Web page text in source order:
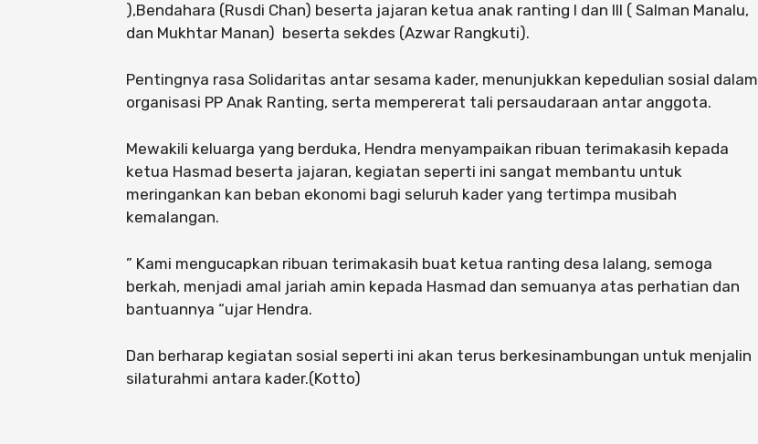
),Bendahara (Rusdi Chan) beserta jajaran ketua anak ranting I dan III ( Salman Manalu,
dan Mukhtar Manan) beserta sekdes (Azwar Rangkuti).
Pentingnya rasa Solidaritas antar sesama kader, menunjukkan kepedulian sosial dalam
organisasi PP Anak Ranting, serta mempererat tali persaudaraan antar anggota.
Mewakili keluarga yang berduka, Hendra menyampaikan ribuan terimakasih kepada
ketua Hasmad beserta jajaran, kegiatan seperti ini sangat membantu untuk
meringankan kan beban ekonomi bagi seluruh kader yang tertimpa musibah
kemalangan.
” Kami mengucapkan ribuan terimakasih buat ketua ranting desa lalang, semoga
berkah, menjadi amal jariah amin kepada Hasmad dan semuanya atas perhatian dan
bantuannya “ujar Hendra.
Dan berharap kegiatan sosial seperti ini akan terus berkesinambungan untuk menjalin
silaturahmi antara kader.(Kotto)